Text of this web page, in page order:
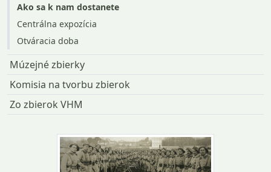
Ako sa k nam dostanete
Centrálna expozícia
Otváracia doba
Múzejné zbierky
Komisia na tvorbu zbierok
Zo zbierok VHM